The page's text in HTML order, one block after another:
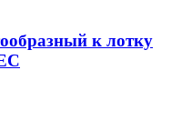
к лотку